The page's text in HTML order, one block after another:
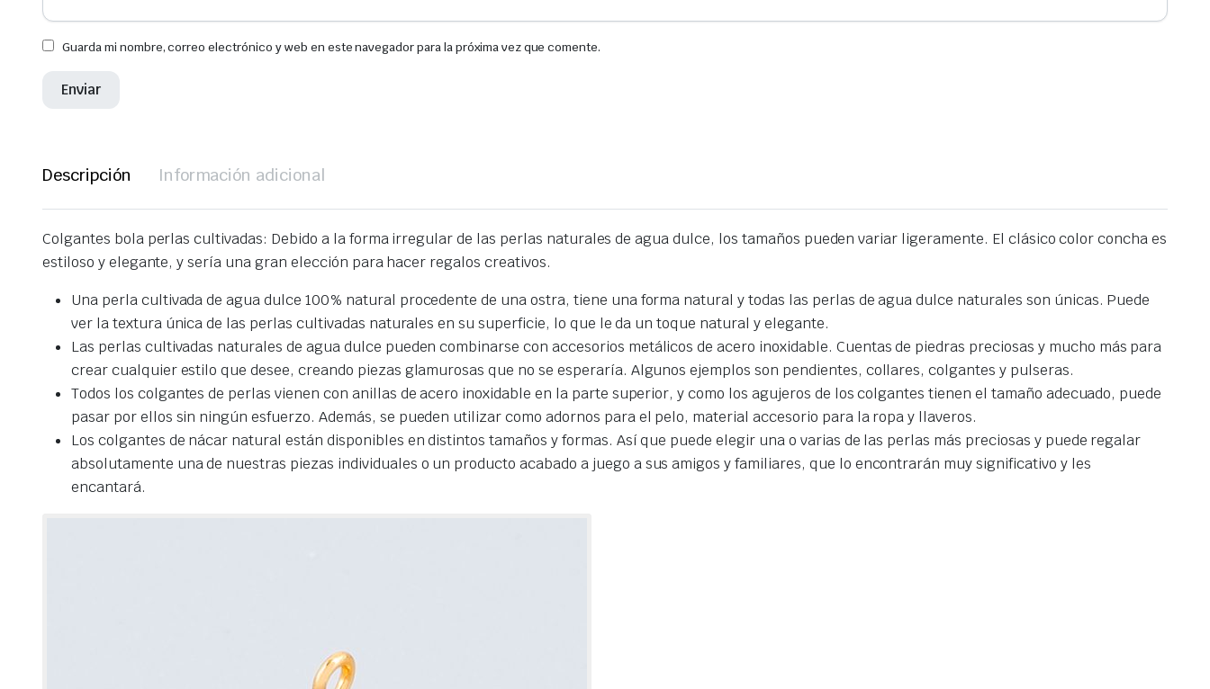
Guarda mi nombre, correo electrónico y web en este navegador para la próxima vez que comente.
Descripción Información adicional
Colgantes bola perlas cultivadas: Debido a la forma irregular de las perlas naturales de agua dulce, los tamaños pueden variar ligeramente. El clásico color concha es
estiloso y elegante, y sería una gran elección para hacer regalos creativos.
Una perla cultivada de agua dulce 100% natural procedente de una ostra, tiene una forma natural y todas las perlas de agua dulce naturales son únicas. Puede
ver la textura única de las perlas cultivadas naturales en su superficie, lo que le da un toque natural y elegante.
Las perlas cultivadas naturales de agua dulce pueden combinarse con accesorios metálicos de acero inoxidable. Cuentas de piedras preciosas y mucho más para
crear cualquier estilo que desee, creando piezas glamurosas que no se esperaría. Algunos ejemplos son pendientes, collares, colgantes y pulseras.
Todos los colgantes de perlas vienen con anillas de acero inoxidable en la parte superior, y como los agujeros de los colgantes tienen el tamaño adecuado, puede
pasar por ellos sin ningún esfuerzo. Además, se pueden utilizar como adornos para el pelo, material accesorio para la ropa y llaveros.
Los colgantes de nácar natural están disponibles en distintos tamaños y formas. Así que puede elegir una o varias de las perlas más preciosas y puede regalar
absolutamente una de nuestras piezas individuales o un producto acabado a juego a sus amigos y familiares, que lo encontrarán muy significativo y les
encantará.